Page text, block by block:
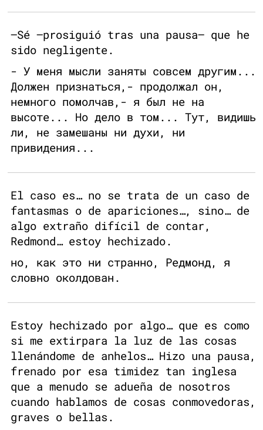
—Sé —prosiguió tras una pausa— que he
sido negligente.
- У меня мысли заняты совсем другим...
Должен признаться,- продолжал он,
немного помолчав,- я был не на
высоте... Но дело в том... Тут, видишь
ли, не замешаны ни духи, ни
привидения...
El caso es… no se trata de un caso de
fantasmas o de apariciones…, sino… de
algo extraño difícil de contar,
Redmond… estoy hechizado.
но, как это ни странно, Редмонд, я
словно околдован.
Estoy hechizado por algo… que es como
si me extirpara la luz de las cosas
llenándome de anhelos… Hizo una pausa,
frenado por esa timidez tan inglesa
que a menudo se adueña de nosotros
cuando hablamos de cosas conmovedoras,
graves o bellas.